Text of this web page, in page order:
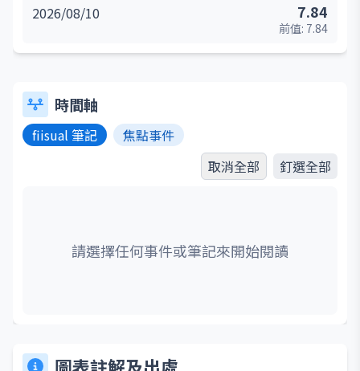
2026/08/10 7.84
前值: 7.84
時間軸
fiisual 筆記
焦點事件
取消全部
釘選全部
請選擇任何事件或筆記來開始閱讀